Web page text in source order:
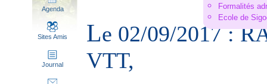
Agenda
Sites Amis
Journal
Formalités
Ecole de
Le 02/09/2017 :
VTT,